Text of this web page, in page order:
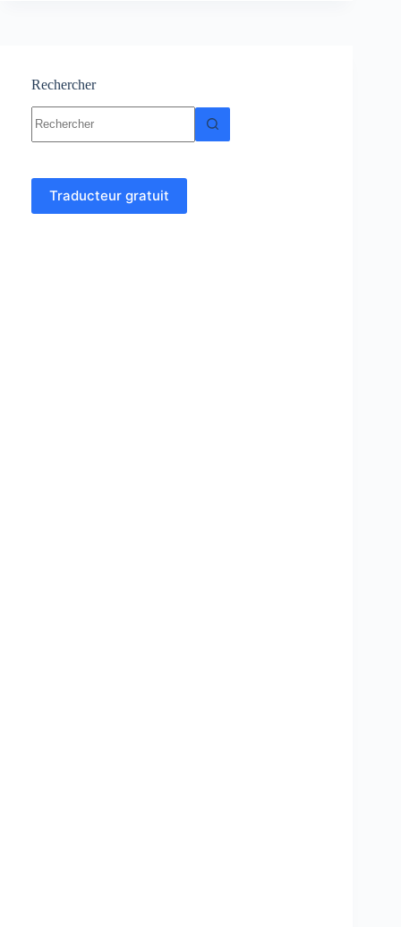
Rechercher
résultat
Traducteur gratuit